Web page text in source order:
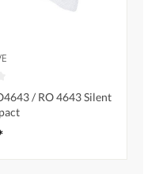
/ RO 4643 Silent